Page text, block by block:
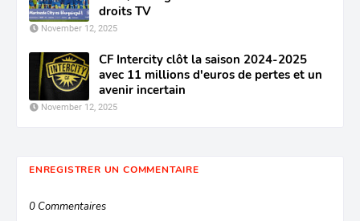
droits TV
November 12, 2025
CF Intercity clôt la saison 2024-2025
avec 11 millions d'euros de pertes et un
avenir incertain
November 12, 2025
ENREGISTRER UN COMMENTAIRE
0 Commentaires